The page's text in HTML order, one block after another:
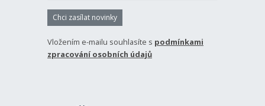
Chci zasílat novinky
Vložením e-mailu souhlasíte s podmínkami
zpracování osobních údajů